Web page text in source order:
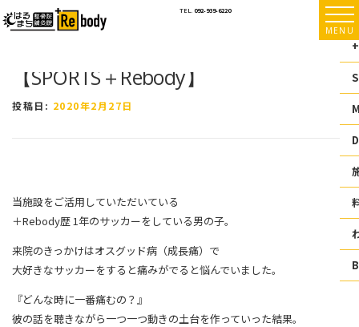
ン
TEL. 092-939-6220
MENU
【SPORTS＋Rebody】
投稿日: 2020年2月27日
当施設をご活用していただいている
＋Rebody歴 1年のサッカーをしている男の子。
来院のきっかけはオスグッド病（成長痛）で
大好きなサッカーをすると痛みがでると悩んでいました。
『どんな時に一番痛むの？』
彼の話を聴きながら一つ一つ動きの土台を作っていった結果。